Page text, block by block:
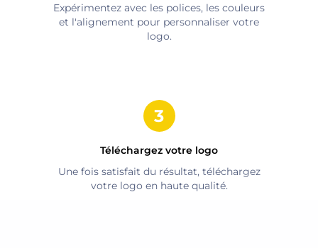
Expérimentez avec les polices, les couleurs
et l'alignement pour personnaliser votre
logo.
Téléchargez votre logo
Une fois satisfait du résultat, téléchargez
votre logo en haute qualité.